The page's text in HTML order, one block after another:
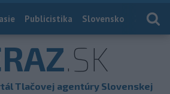
Publicistika Slovensko
.SK
Tlačovej agentúry Slovenskej